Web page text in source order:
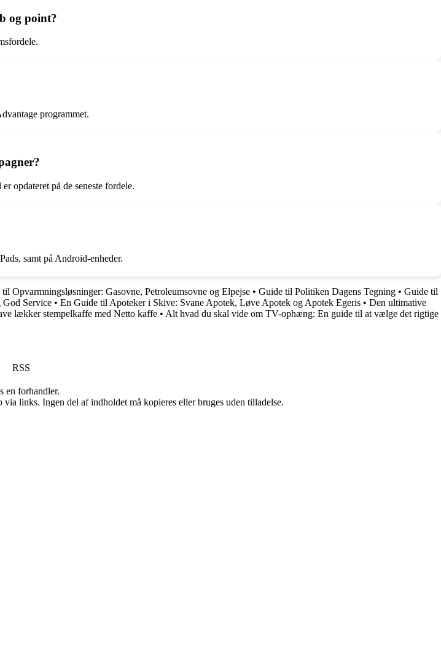
og point?
programmet.
opdateret på de seneste fordele.
samt på Android-enheder.
Opvarmningsløsninger: Gasovne, Petroleumsovne og Elpejse • Guide til Politiken Dagens Tegning • Guide til
Service • En Guide til Apoteker i Skive: Svane Apotek, Løve Apotek og Apotek Egeris • Den ultimative
lækker stempelkaffe med Netto kaffe • Alt hvad du skal vide om TV-ophæng: En guide til at vælge det rigtige
RSS
en forhandler.
links. Ingen del af indholdet må kopieres eller bruges uden tilladelse.